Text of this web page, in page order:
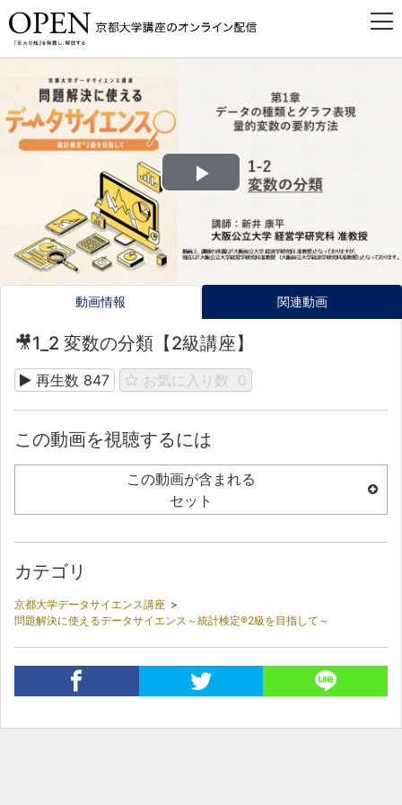
Play
Video
動画情報 関連動画
🎥1_2 変数の分類【2級講座】
再生数 847 お気に入り数 0
この動画を視聴するには
この動画が含まれる
セット
カテゴリ
京都大学データサイエンス講座 >
問題解決に使えるデータサイエンス～統計検定®2級を目指して～